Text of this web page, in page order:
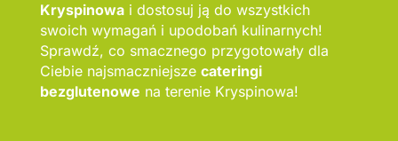
Kryspinowai dostosuj ją do wszystkich
swoich wymagań i upodobań kulinarnych!
Sprawdź, co smacznego przygotowały dla
Ciebie najsmaczniejsze cateringi
bezglutenowe na terenie Kryspinowa!